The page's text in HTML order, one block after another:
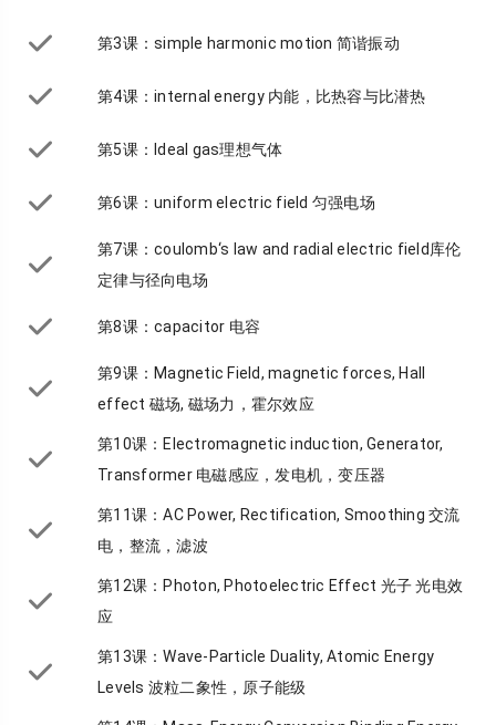
第3课：simple harmonic motion 简谐振动
第4课：internal energy 内能，比热容与比潜热
第5课：Ideal gas理想气体
第6课：uniform electric field 匀强电场
第7课：coulomb‘s law and radial electric field库伦
定律与径向电场
第8课：capacitor 电容
第9课：Magnetic Field, magnetic forces, Hall
effect 磁场, 磁场力，霍尔效应
第10课：Electromagnetic induction, Generator,
Transformer 电磁感应，发电机，变压器
第11课：AC Power, Rectification, Smoothing 交流
电，整流，滤波
第12课：Photon, Photoelectric Effect 光子 光电效
应
第13课：Wave-Particle Duality, Atomic Energy
Levels 波粒二象性，原子能级